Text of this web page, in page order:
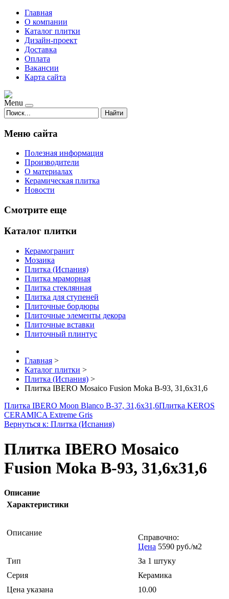
Главная
О компании
Каталог плитки
Дизайн-проект
Доставка
Оплата
Вакансии
Карта сайта
Menu
Найти
Меню сайта
Полезная информация
Производители
О материалах
Керамическая плитка
Новости
Смотрите еще
Каталог плитки
Керамогранит
Мозаика
Плитка (Испания)
Плитка мраморная
Плитка стеклянная
Плитка для ступеней
Плиточные бордюры
Плиточные элементы декора
Плиточные вставки
Плиточный плинтус
Главная >
Каталог плитки >
Плитка (Испания) >
Плитка IBERO Mosaico Fusion Moka B-93, 31,6x31,6
Плитка IBERO Moon Blanco B-37, 31,6x31,6Плитка KEROS
CERAMICA Extreme Gris
Вернуться к: Плитка (Испания)
Плитка IBERO Mosaico
Fusion Moka B-93, 31,6x31,6
Описание
Характеристики
Описание
Справочно:
Цена 5590 руб./м2
Тип
За 1 штуку
Серия
Керамика
Цена указана
10.00